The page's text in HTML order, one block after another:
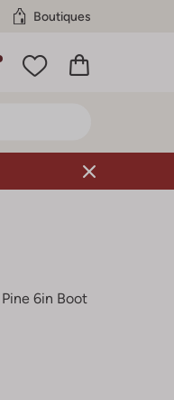
Boutiques
6in Boot